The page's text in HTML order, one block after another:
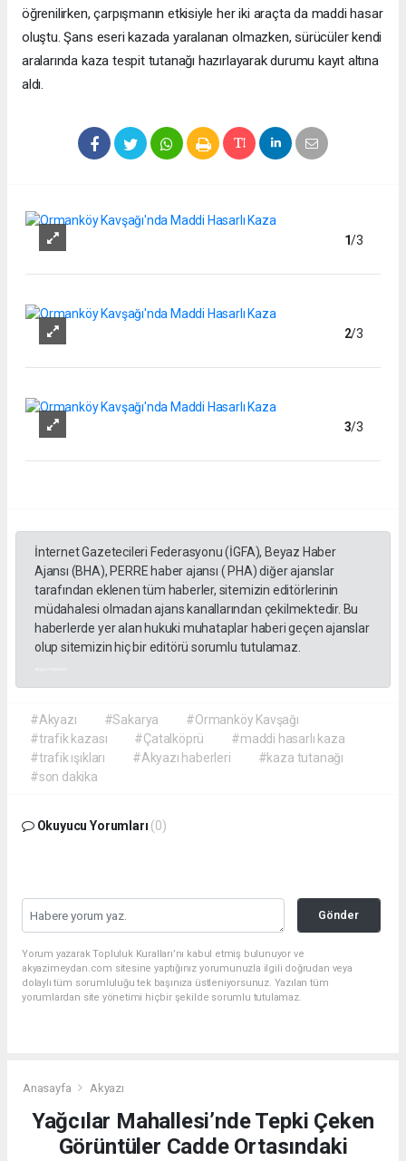
öğrenilirken, çarpışmanın etkisiyle her iki araçta da maddi hasar
oluştu. Şans eseri kazada yaralanan olmazken, sürücüler kendi
aralarında kaza tespit tutanağı hazırlayarak durumu kayıt altına
aldı.
1/3
2/3
3/3
İnternet Gazetecileri Federasyonu (İGFA), Beyaz Haber
Ajansı (BHA), PERRE haber ajansı ( PHA) diğer ajanslar
tarafından eklenen tüm haberler, sitemizin editörlerinin
müdahalesi olmadan ajans kanallarından çekilmektedir. Bu
haberlerde yer alan hukuki muhataplar haberi geçen ajanslar
olup sitemizin hiç bir editörü sorumlu tutulamaz.
#Akyazı #Sakarya
#Ormanköy Kavşağı
#trafik kazası
#Çatalköprü
#maddi hasarlı kaza
#trafik ışıkları
#Akyazı haberleri
#kaza tutanağı
#son dakika
Okuyucu Yorumları (0)
Gönder
Yorum yazarak Topluluk Kuralları’nı kabul etmiş bulunuyor ve
akyazimeydan.com sitesine yaptığınız yorumunuzla ilgili doğrudan veya
dolaylı tüm sorumluluğu tek başınıza üstleniyorsunuz. Yazılan tüm
yorumlardan site yönetimi hiçbir şekilde sorumlu tutulamaz.
Anasayfa Akyazı
Yağcılar Mahallesi’nde Tepki Çeken
Görüntüler Cadde Ortasındaki